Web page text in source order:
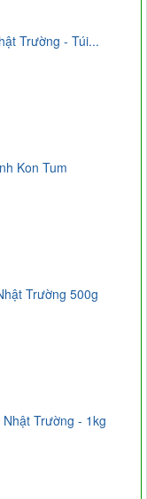
Trường - Túi...
Kon Tum
Trường 500g
Trường - 1kg